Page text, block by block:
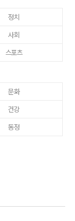
정치
사회
스포츠
문화
건강
동정